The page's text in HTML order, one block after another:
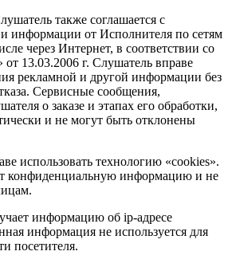
также соглашается с
информации от Исполнителя по сетям
через Интернет, в соответствии со
13.03.2006 г. Слушатель вправе
рекламной и другой информации без
Сервисные сообщения,
о заказе и этапах его обработки,
и не могут быть отклонены
использовать технологию «cookies».
конфиденциальную информацию и не
информацию об ip-адресе
информация не используется для
посетителя.